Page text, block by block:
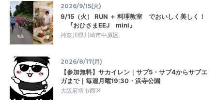
2026/9/15(火)
9/15（火） RUN ＋ 料理教室 でおいしく美しく！
『おひさまEEJ mini』
神奈川県川崎市中原区
2026/8/17(月)
【参加無料】サカイレン｜サブ5・サブ4からサブエ
ガまで｜毎週月曜19:30・浜寺公園
大阪府堺市西区